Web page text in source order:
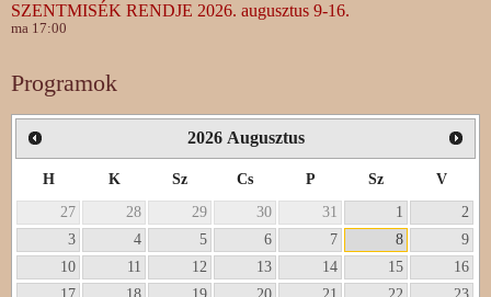
SZENTMISÉK RENDJE 2026. augusztus 9-16.
ma 17:00
Programok
2026 Augusztus
H K Sz Cs P Sz
V
27
28 29 30 31 1
2
3
4 5 6 7 8
9
10
11 12 13 14 15
16